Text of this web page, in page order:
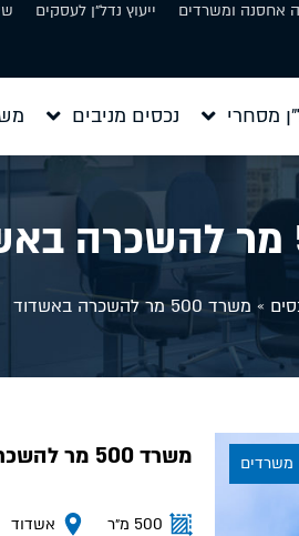
אחסנה ומשרדים ייעוץ נדל״ן לעסקים
מסחרי נכסים מניבים
» משרד 500 מר להשכרה באשדוד
משרדים משרד 500 מר להשכרה באשדוד
500 מ״ר אשדוד